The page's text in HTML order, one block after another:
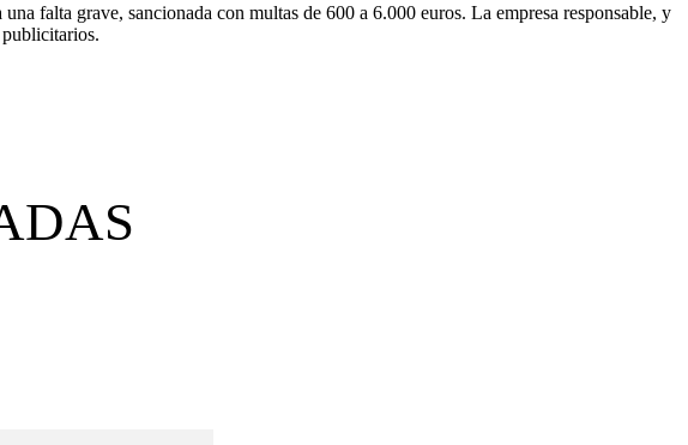
falta grave, sancionada con multas de 600 a 6.000 euros. La empresa responsable, y
publicitarios.